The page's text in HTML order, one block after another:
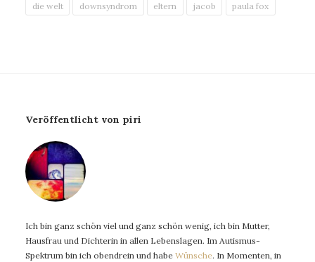
die welt downsyndrom eltern jacob paula fox
Veröffentlicht von piri
Ich bin ganz schön viel und ganz schön wenig, ich bin Mutter,
Hausfrau und Dichterin in allen Lebenslagen. Im Autismus-
Spektrum bin ich obendrein und habe Wünsche. In Momenten, in